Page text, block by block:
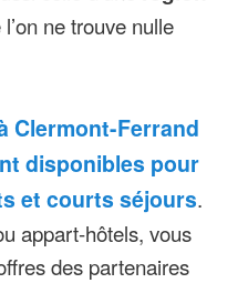
ne trouve nulle
Clermont-Ferrand
disponibles pour
et courts séjours.
appart-hôtels, vous
des partenaires